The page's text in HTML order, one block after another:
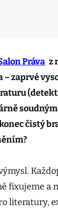
Práva z
zaprvé
soudným
čistý
fixujeme a
literatury,